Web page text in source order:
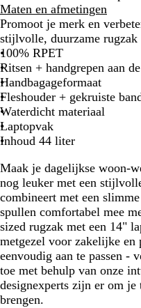
o
n
k
e
r
k
a
k
i
s
f
a
l
t
z
w
a
r
t
Maten en afmetingen
Promoot je merk en
stijlvolle, duurzame rugzak
100% RPET
Ritsen + handgrepen aan
Handbagageformaat
Fleshouder + gekruiste
Waterdicht materiaal
Laptopvak
Inhoud 44 liter
Maak je dagelijkse woon-
nog leuker met een
combineert met een
spullen comfortabel mee
sized rugzak met een 14"
metgezel voor zakelijke
eenvoudig aan te passen -
toe met behulp van onze
designexperts zijn er om je
brengen.